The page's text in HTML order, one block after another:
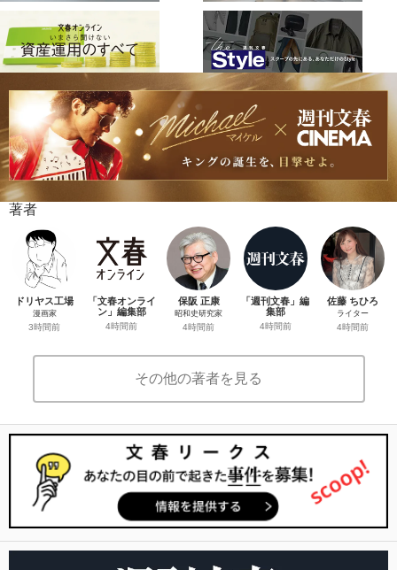
著者
ドリヤス工場
漫画家
3時間前
「文春オンライ
ン」編集部
4時間前
保阪 正康
昭和史研究家
4時間前
「週刊文春」編
集部
4時間前
佐藤 ちひろ
ライター
4時間前
その他の著者を見る